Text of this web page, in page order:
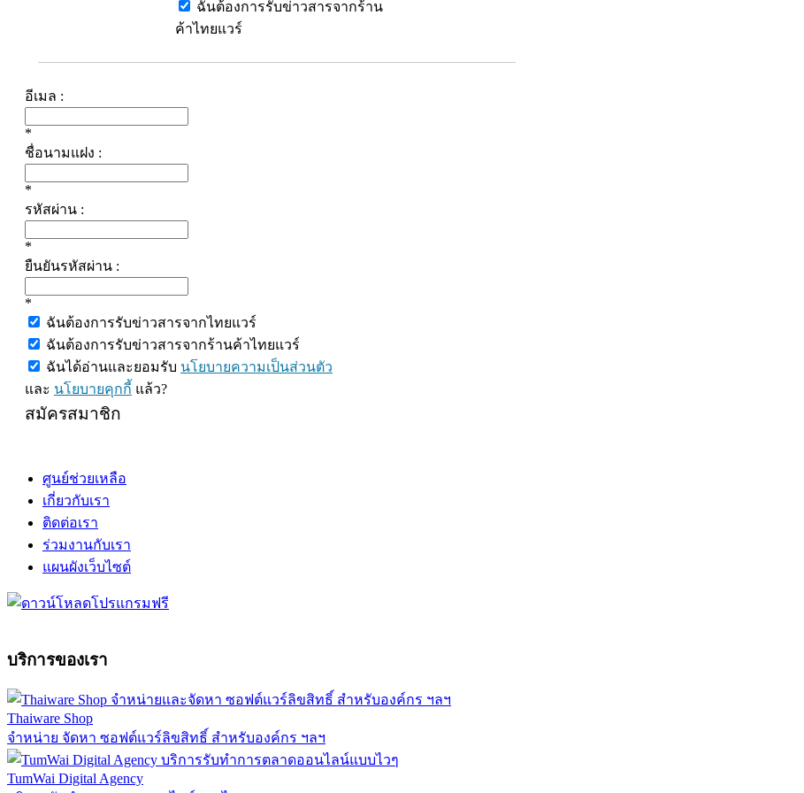
ฉันต้องการรับข่าวสารจากร้าน
ค้าไทยแวร์
อีเมล :
*
ชื่อนามแฝง :
*
รหัสผ่าน :
*
ยืนยันรหัสผ่าน :
*
ฉันต้องการรับข่าวสารจากไทยแวร์
ฉันต้องการรับข่าวสารจากร้านค้าไทยแวร์
ฉันได้อ่านและยอมรับ นโยบายความเป็นส่วนตัว
และ นโยบายคุกกี้ แล้ว?
สมัครสมาชิก
ศูนย์ช่วยเหลือ
เกี่ยวกับเรา
ติดต่อเรา
ร่วมงานกับเรา
แผนผังเว็บไซต์
บริการของเรา
Thaiware Shop
จำหน่าย จัดหา ซอฟต์แวร์ลิขสิทธิ์ สำหรับองค์กร ฯลฯ
TumWai Digital Agency